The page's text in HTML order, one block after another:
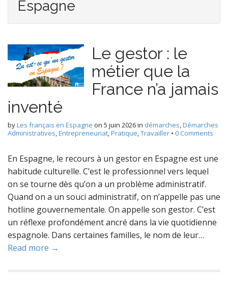
Espagne
Le gestor : le
métier que la
France n’a jamais
inventé
byLes français en Espagne on 5 juin 2026in démarches,Démarches
Administratives,Entrepreneuriat,Pratique,Travailler • 0 Comments
En Espagne, le recours à un gestor en Espagne est une
habitude culturelle. C’est le professionnel vers lequel
on se tourne dès qu’on a un problème administratif.
Quand on a un souci administratif, on n’appelle pas une
hotline gouvernementale. On appelle son gestor. C’est
un réflexe profondément ancré dans la vie quotidienne
espagnole. Dans certaines familles, le nom de leur…
Read more →